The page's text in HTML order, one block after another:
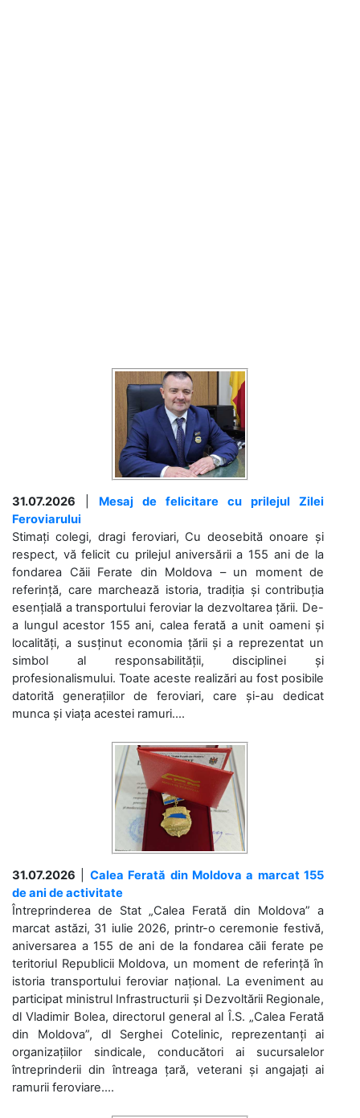
31.07.2026
Mesaj de felicitare cu prilejul Zilei
Feroviarului
Stimați colegi, dragi feroviari, Cu deosebită onoare și
respect, vă felicit cu prilejul aniversării a 155 ani de la
fondarea Căii Ferate din Moldova – un moment de
referință, care marchează istoria, tradiția și contribuția
esențială a transportului feroviar la dezvoltarea țării. De-
a lungul acestor 155 ani, calea ferată a unit oameni și
localități, a susținut economia țării și a reprezentat un
simbol al responsabilității, disciplinei și
profesionalismului. Toate aceste realizări au fost posibile
datorită generațiilor de feroviari, care și-au dedicat
munca și viața acestei ramuri....
31.07.2026
Calea Ferată din Moldova a marcat 155
de ani de activitate
Întreprinderea de Stat „Calea Ferată din Moldova” a
marcat astăzi, 31 iulie 2026, printr-o ceremonie festivă,
aniversarea a 155 de ani de la fondarea căii ferate pe
teritoriul Republicii Moldova, un moment de referință în
istoria transportului feroviar național. La eveniment au
participat ministrul Infrastructurii și Dezvoltării Regionale,
dl Vladimir Bolea, directorul general al Î.S. „Calea Ferată
din Moldova”, dl Serghei Cotelinic, reprezentanți ai
organizațiilor sindicale, conducători ai sucursalelor
întreprinderii din întreaga țară, veterani și angajați ai
ramurii feroviare....